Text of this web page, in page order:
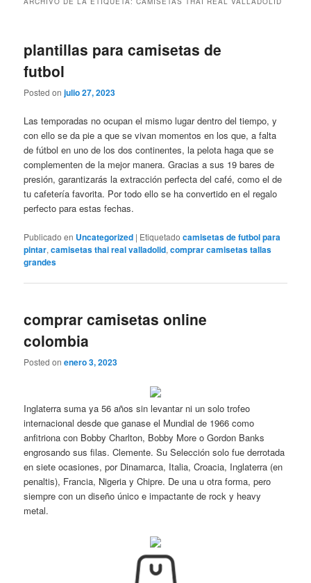
plantillas para camisetas de
futbol
Posted onjulio 27, 2023
Las temporadas no ocupan el mismo lugar dentro del tiempo, y
con ello se da pie a que se vivan momentos en los que, a falta
de fútbol en uno de los dos continentes, la pelota haga que se
complementen de la mejor manera. Gracias a sus 19 bares de
presión, garantizarás la extracción perfecta del café, como el de
tu cafetería favorita. Por todo ello se ha convertido en el regalo
perfecto para estas fechas.
Publicado en Uncategorized | Etiquetado camisetas de futbol para
pintar,camisetas thai real valladolid,comprar camisetas tallas
grandes
comprar camisetas online
colombia
Posted onenero 3, 2023
Inglaterra suma ya 56 años sin levantar ni un solo trofeo
internacional desde que ganase el Mundial de 1966 como
anfitriona con Bobby Charlton, Bobby More o Gordon Banks
engrosando sus filas. Clemente. Su Selección solo fue derrotada
en siete ocasiones, por Dinamarca, Italia, Croacia, Inglaterra (en
penaltis), Francia, Nigeria y Chipre. De una u otra forma, pero
siempre con un diseño único e impactante de rock y heavy
metal.